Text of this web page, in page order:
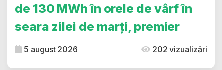
de 130 MWh în orele de vârf în
seara zilei de marți, premier
5 august 2026 202 vizualizări